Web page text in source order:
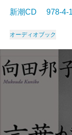
新潮CD 978-4-
オーディオブック